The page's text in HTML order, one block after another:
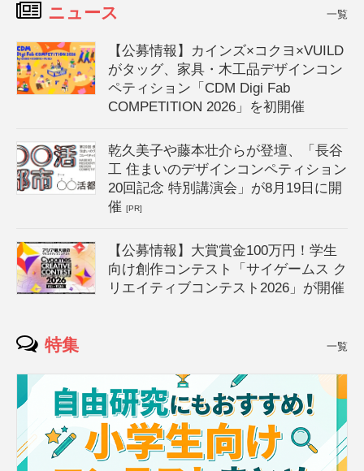
ニュース 一覧
【公募情報】カインズ×コクヨ×VUILD
がタッグ、家具・木工品デザインコン
ペティション「CDM Digi Fab
COMPETITION 2026」を初開催
乾久美子や藤本壮介らが登壇、「長谷
工 住まいのデザインコンペティション
20回記念 特別講演会」が8月19日に開
催[PR]
【公募情報】大賞賞金100万円！学生
向け創作コンテスト「サイゲームス ク
リエイティブコンテスト2026」が開催
特集 一覧